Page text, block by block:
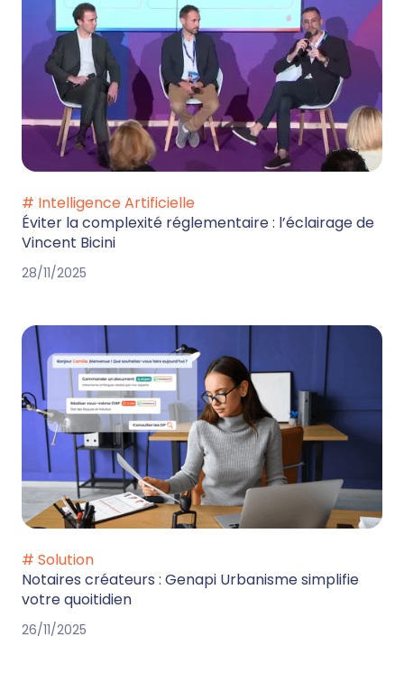
# Intelligence Artificielle
Éviter la complexité réglementaire : l’éclairage de
Vincent Bicini
28/11/2025
# Solution
Notaires créateurs : Genapi Urbanisme simplifie
votre quoitidien
26/11/2025